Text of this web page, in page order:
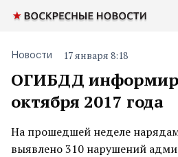
ОГИБДД
октября 2017 года
Новости 17 января 8:18
На прошедшей неделе
выявлено 310 нарушений